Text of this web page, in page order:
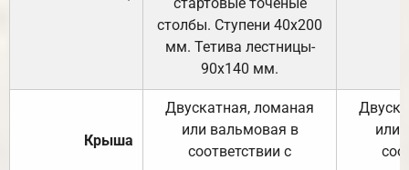
столбы. Ступени 40х200
мм. Тетива лестницы-
90х140 мм.
Крыша
Двускатная, ломаная
или вальмовая в
соответствии с
или